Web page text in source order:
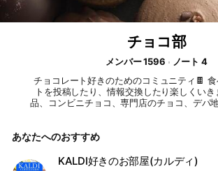
チョコ部
メンバー 1596
ノート 4
チョコレート好きのためのコミュニティ🍫 食べたチョコレー
トを投稿したり、情報交換したり楽しくい
品、コンビニチョコ、専門店のチョコ、デパ
問がある方は、インスタorツイッターのDM
あなたへのおすすめ
KALDI好きのお部屋(カルディ)